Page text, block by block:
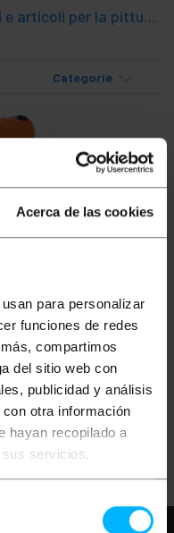
Acerca de las cookies
para personalizar
funciones de redes
compartimos
del sitio web con
publicidad y análisis
otra información
hayan recopilado a
servicios.
La migliore varietà di strumenti e articoli per la pittura per uso domestico o professionale come pistole per verniciatura, pistole per sabbiatura, pennelli, nastri per mascheratura, secchi e secchi, kit per pittura, miscelatori per vernici, coperture in plastica di tutto e molti altri.
Categorie
400
a
€
REF: